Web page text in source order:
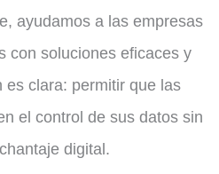
ayudamos a las empresas
con soluciones eficaces y
clara: permitir que las
el control de sus datos sin
digital.